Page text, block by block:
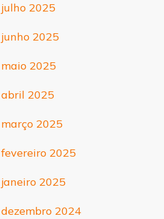
julho 2025
junho 2025
maio 2025
abril 2025
março 2025
fevereiro 2025
janeiro 2025
dezembro 2024